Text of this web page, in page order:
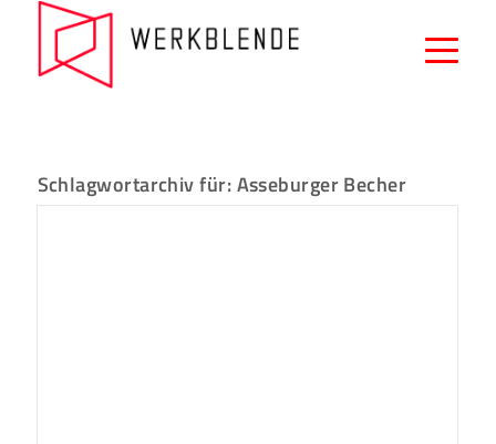
Schlagwortarchiv für:Asseburger Becher